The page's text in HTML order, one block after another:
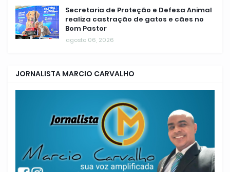
Secretaria de Proteção e Defesa Animal
realiza castração de gatos e cães no
Bom Pastor
agosto 06, 2026
JORNALISTA MARCIO CARVALHO